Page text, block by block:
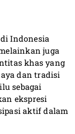
Indonesia
juga
khas yang
dan tradisi
sebagai
ekspresi
aktif dalam